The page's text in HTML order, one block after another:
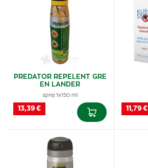
PREDATOR REPELENT GRE
EN LANDER
sprej 1x150 ml
13,39 € 11,79 €